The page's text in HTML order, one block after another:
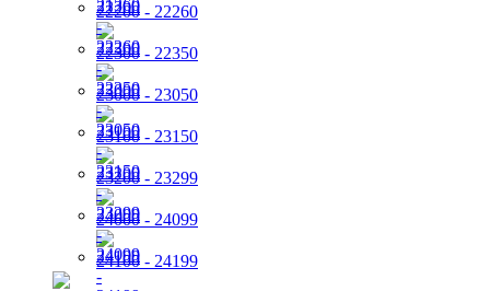
22200 - 22260
22300 - 22350
23000 - 23050
23100 - 23150
23200 - 23299
24000 - 24099
24100 - 24199